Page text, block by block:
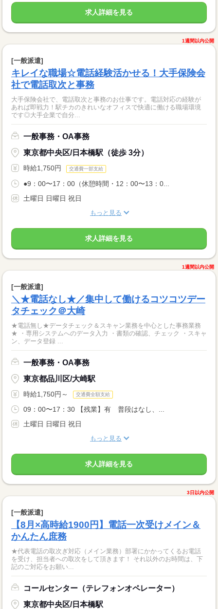
求人詳細を見る
1週間以内公開
[一般派遣]
キレイな職場☆電話経験活かせる！大手保険会
社で電話取次と事務
大手保険会社で、電話取次と事務のお仕事です。電話対応の経験が
あれば即戦力！駅チカのきれいなオフィスで快適に働ける職場環境
です◎大手企業で自分...
一般事務・OA事務
東京都中央区/日本橋駅（徒歩 3分）
時給1,750円 交通費一部支給
●9：00〜17：00（休憩時間・12：00〜13：0...
土曜日 日曜日 祝日
もっと見る
求人詳細を見る
1週間以内公開
[一般派遣]
＼★電話なし★／集中して働けるコツコツデー
タチェック＠大崎
★電話無し★データチェック＆スキャン業務を中心とした事務業務
★ ・専用システムへのデータ入力 ・書類の確認、チェック ・スキャ
ン、データ登録 ...
一般事務・OA事務
東京都品川区/大崎駅
時給1,750円～ 交通費全額支給
09：00〜17：30 【残業】有 普段はなし、...
土曜日 日曜日 祝日
もっと見る
求人詳細を見る
3日以内公開
[一般派遣]
【8月×高時給1900円】電話一次受けメイン＆
かんたん庶務
★代表電話の取次ぎ対応（メイン業務）部署にかかってくるお電話
を受け、担当者への取次をして頂きます！ それ以外のお時間は、下
記のご対応をお願い...
コールセンター（テレフォンオペレーター）
東京都中央区/日本橋駅